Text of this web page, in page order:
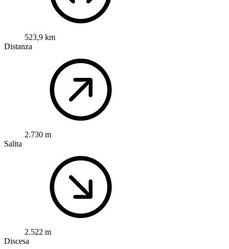
523,9 km
Distanza
2.730 m
Salita
2.522 m
Discesa